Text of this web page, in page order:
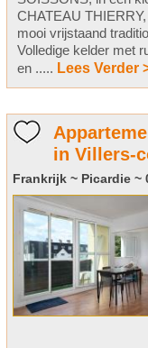
CHATEAU
mooi vrijstaand
Volledige kelder met
en ..... Lees Verder
in Villers-
Frankrijk ~ Picardie ~